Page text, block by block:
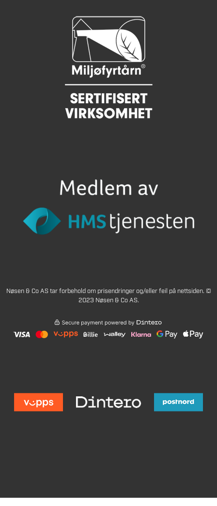
Nøsen & Co AS tar forbehold om prisendringer og/eller feil på nettsiden. ©
2023 Nøsen & Co AS.